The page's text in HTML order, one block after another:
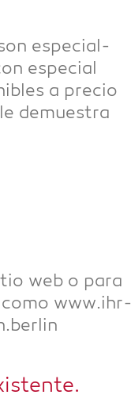
espe­cial­
espe­cial
a pre­cio
demues­tra
web o para
www.ihr-